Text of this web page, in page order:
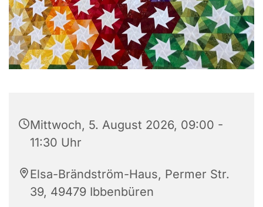
Mittwoch, 5. August 2026, 09:00 -
11:30 Uhr
Elsa-Brändström-Haus, Permer Str.
39, 49479 Ibbenbüren